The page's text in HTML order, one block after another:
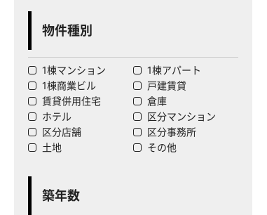
物件種別
1棟マンション
1棟アパート
1棟商業ビル
戸建賃貸
賃貸併用住宅
倉庫
ホテル
区分マンション
区分店舗
区分事務所
土地
その他
築年数